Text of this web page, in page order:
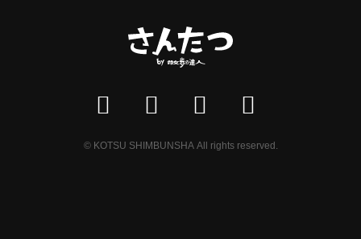
© KOTSU SHIMBUNSHA All rights reserved.